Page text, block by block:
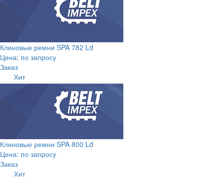
Клиновые ремни SPA 782 Ld
Цена: по запросу
Заказ
Хит
Клиновые ремни SPA 800 Ld
Цена: по запросу
Заказ
Хит